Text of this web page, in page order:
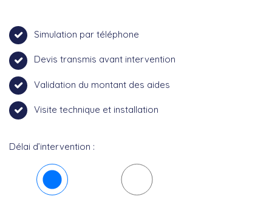
Simulation par téléphone
Devis transmis avant intervention
Validation du montant des aides
Visite technique et installation
Délai d’intervention :